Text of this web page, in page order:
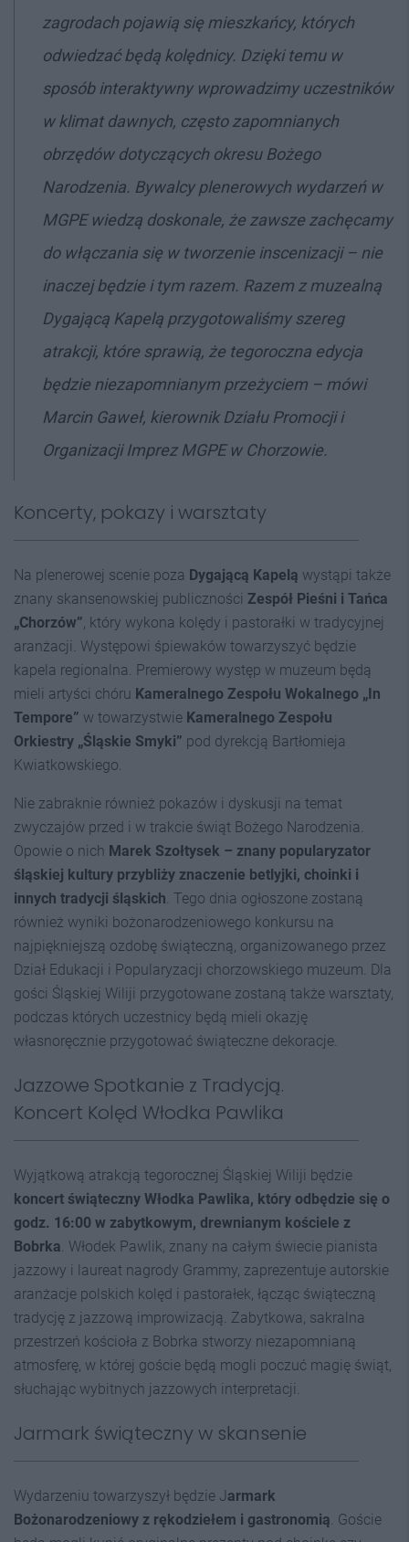
zagrodach pojawią się mieszkańcy, których
odwiedzać będą kolędnicy. Dzięki temu w
sposób interaktywny wprowadzimy uczestników
w klimat dawnych, często zapomnianych
obrzędów dotyczących okresu Bożego
Narodzenia. Bywalcy plenerowych wydarzeń w
MGPE wiedzą doskonale, że zawsze zachęcamy
do włączania się w tworzenie inscenizacji – nie
inaczej będzie i tym razem. Razem z muzealną
Dygającą Kapelą przygotowaliśmy szereg
atrakcji, które sprawią, że tegoroczna edycja
będzie niezapomnianym przeżyciem – mówi
Marcin Gaweł, kierownik Działu Promocji i
Organizacji Imprez MGPE w Chorzowie.
Koncerty, pokazy i warsztaty
Na plenerowej scenie poza Dygającą Kapelą wystąpi także
znany skansenowskiej publiczności Zespół Pieśni i Tańca
„Chorzów”, który wykona kolędy i pastorałki w tradycyjnej
aranżacji. Występowi śpiewaków towarzyszyć będzie
kapela regionalna. Premierowy występ w muzeum będą
mieli artyści chóru Kameralnego Zespołu Wokalnego „In
Tempore” w towarzystwie Kameralnego Zespołu
Orkiestry „Śląskie Smyki” pod dyrekcją Bartłomieja
Kwiatkowskiego.
Nie zabraknie również pokazów i dyskusji na temat
zwyczajów przed i w trakcie świąt Bożego Narodzenia.
Opowie o nich Marek Szołtysek – znany popularyzator
śląskiej kultury przybliży znaczenie betlyjki, choinki i
innych tradycji śląskich. Tego dnia ogłoszone zostaną
również wyniki bożonarodzeniowego konkursu na
najpiękniejszą ozdobę świąteczną, organizowanego przez
Dział Edukacji i Popularyzacji chorzowskiego muzeum. Dla
gości Śląskiej Wiliji przygotowane zostaną także warsztaty,
podczas których uczestnicy będą mieli okazję
własnoręcznie przygotować świąteczne dekoracje.
Jazzowe Spotkanie z Tradycją.
Koncert Kolęd Włodka Pawlika
Wyjątkową atrakcją tegorocznej Śląskiej Wiliji będzie
koncert świąteczny Włodka Pawlika, który odbędzie się o
godz. 16:00 w zabytkowym, drewnianym kościele z
Bobrka. Włodek Pawlik, znany na całym świecie pianista
jazzowy i laureat nagrody Grammy, zaprezentuje autorskie
aranżacje polskich kolęd i pastorałek, łącząc świąteczną
tradycję z jazzową improwizacją. Zabytkowa, sakralna
przestrzeń kościoła z Bobrka stworzy niezapomnianą
atmosferę, w której goście będą mogli poczuć magię świąt,
słuchając wybitnych jazzowych interpretacji.
Jarmark świąteczny w skansenie
Wydarzeniu towarzyszył będzie Jarmark
Bożonarodzeniowy z rękodziełem i gastronomią. Goście